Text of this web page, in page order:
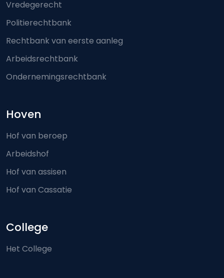
Vredegerecht
Politierechtbank
Rechtbank van eerste aanleg
Arbeidsrechtbank
Ondernemingsrechtbank
Hoven
Hof van beroep
Arbeidshof
Hof van assisen
Hof van Cassatie
College
Het College